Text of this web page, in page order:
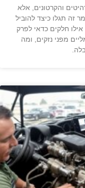
והקרטונים, אלא
זה תגלו כיצד להוביל
חלקים כדאי לפרק
מפני נזקים, ומה